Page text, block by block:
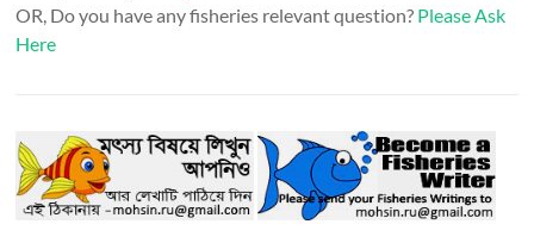
OR, Do you have any fisheries relevant question? Please Ask
Here